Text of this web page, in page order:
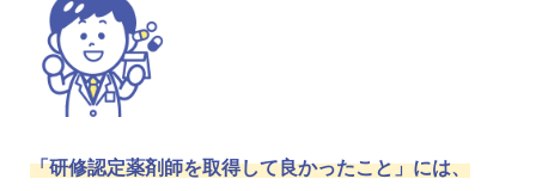
「研修認定薬剤師を取得して良かったこと」には、